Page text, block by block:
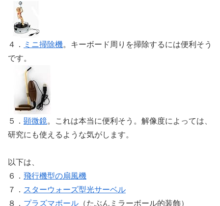
４． ミニ掃除機。キーボード周りを掃除するには便利そう
です。
５． 顕微鏡。これは本当に便利そう。解像度によっては、
研究にも使えるような気がします。
以下は、
６． 飛行機型の扇風機
７． スターウォーズ型光サーベル
８． プラズマボール （たぶんミラーボール的装飾）